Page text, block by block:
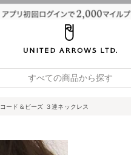
すべての商品から探す
コード＆ビーズ ３連ネックレス